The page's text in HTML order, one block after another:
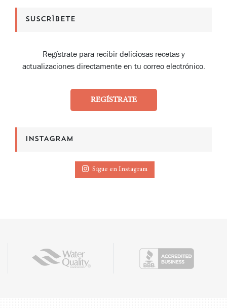
SUSCRÍBETE
Regístrate para recibir deliciosas recetas y
actualizaciones directamente en tu correo electrónico.
REGÍSTRATE
INSTAGRAM
Sigue en Instagram